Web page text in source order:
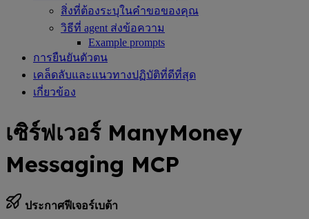
สิ่งที่ต้องระบุในคำขอของคุณ
วิธีที่ agent ส่งข้อความ
Example prompts
การยืนยันตัวตน
เคล็ดลับและแนวทางปฏิบัติที่ดีที่สุด
เกี่ยวข้อง
เซิร์ฟเวอร์ ManyMoney
Messaging MCP
ประกาศฟีเจอร์เบต้า